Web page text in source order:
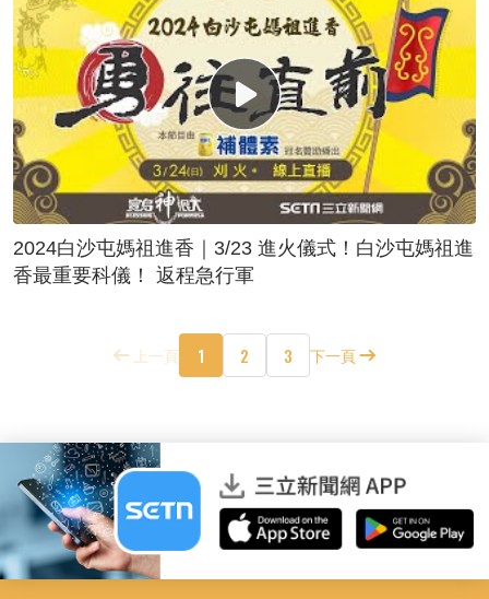
2024白沙屯媽祖進香｜3/23 進火儀式！白沙屯媽祖進
香最重要科儀！ 返程急行軍
上一頁 1 2 3 下一頁